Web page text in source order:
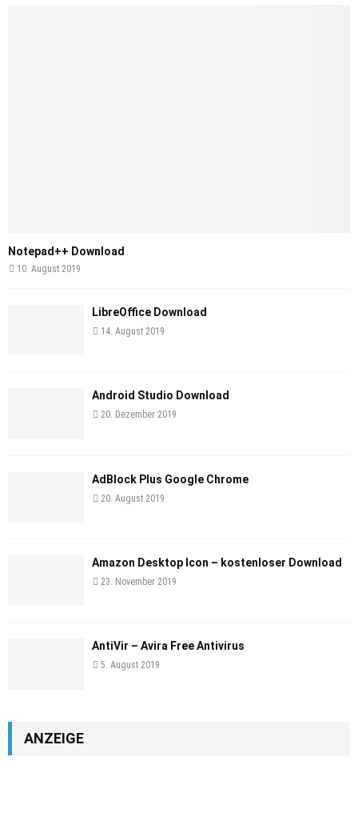
Notepad++ Download
10. August 2019
LibreOffice Download
14. August 2019
Android Studio Download
20. Dezember 2019
AdBlock Plus Google Chrome
20. August 2019
Amazon Desktop Icon – kostenloser Download
23. November 2019
AntiVir – Avira Free Antivirus
5. August 2019
ANZEIGE